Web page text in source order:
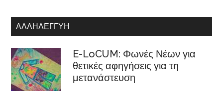
ΑΛΛΗΛΕΓΓΎΗ
E-LoCUM: Φωνές Νέων για
θετικές αφηγήσεις για τη
μετανάστευση